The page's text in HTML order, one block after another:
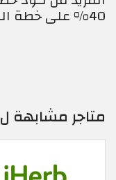
40% على خطة الـ 3 شهور
متاجر مشابهة